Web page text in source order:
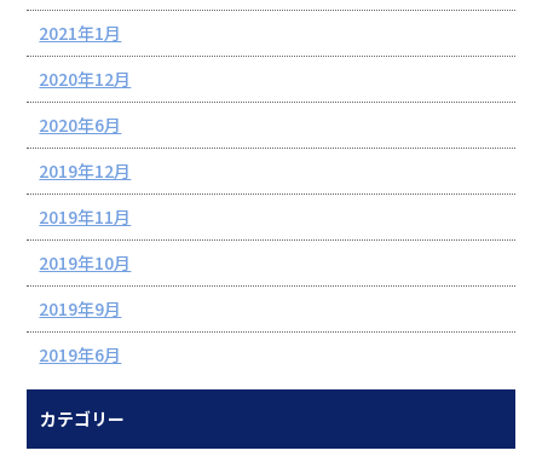
2021年1月
2020年12月
2020年6月
2019年12月
2019年11月
2019年10月
2019年9月
2019年6月
カテゴリー